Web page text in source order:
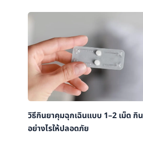
วิธีกินยาคุมฉุกเฉินแบบ 1–2 เม็ด กิน
อย่างไรให้ปลอดภัย